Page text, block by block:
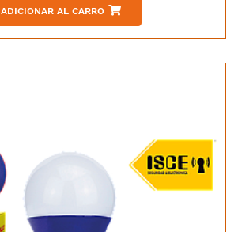
ADICIONAR AL CARRO